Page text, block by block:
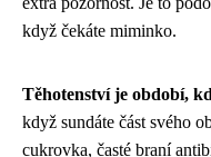
když čekáte miminko.
Těhotenství je období,
když sundáte část svého
cukrovka, časté braní